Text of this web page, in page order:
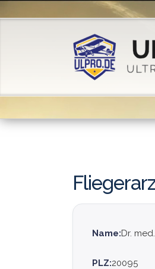
Name:Dr.
PLZ:20095